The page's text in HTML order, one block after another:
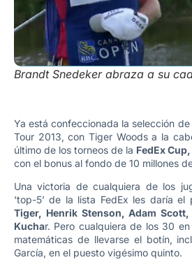
Brandt Snedeker abraza a su
Ya está confeccionada la selección
Tour 2013, con Tiger Woods a la
último de los torneos de la FedEx Cup,
con el bonus al fondo de 10 millones
Una victoria de cualquiera de los
‘top-5’ de la lista FedEx les daría
Tiger, Henrik Stenson, Adam
Kuchar. Pero cualquiera de los 30
matemáticas de llevarse el botín,
García, en el puesto vigésimo quinto.